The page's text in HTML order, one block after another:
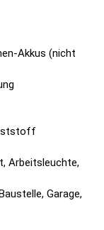
Akkus (nicht
Arbeitsleuchte,
Garage,